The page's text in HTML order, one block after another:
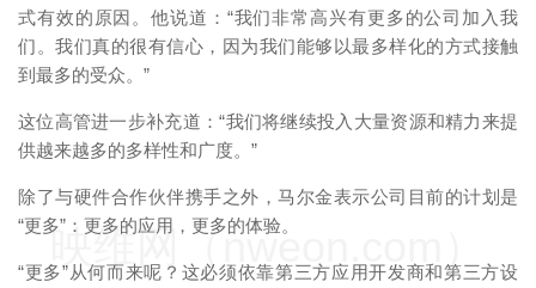
式有效的原因。他说道：“我们非常高兴有更多的公司加入我
们。我们真的很有信心，因为我们能够以最多样化的方式接触
到最多的受众。”
这位高管进一步补充道：“我们将继续投入大量资源和精力来提
供越来越多的多样性和广度。”
除了与硬件合作伙伴携手之外，马尔金表示公司目前的计划是
“更多”：更多的应用，更多的体验。
“更多”从何而来呢？这必须依靠第三方应用开发商和第三方设
映维网（nweon.com）